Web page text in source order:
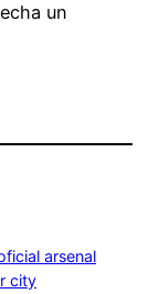
un
arsenal
city